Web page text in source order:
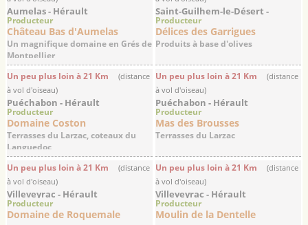
Aumelas - Hérault
Producteur
Château Bas d'Aumelas
Un magnifique domaine en Grés de
Montpellier
Saint-Guilhem-le-Désert -
Hérault
Producteur
Délices des Garrigues
Produits à base d'olives
Un peu plus loin à 21 Km
(distance
à vol d'oiseau)
Puéchabon - Hérault
Producteur
Domaine Coston
Terrasses du Larzac, coteaux du
Languedoc
Un peu plus loin à 21 Km
(distance
à vol d'oiseau)
Puéchabon - Hérault
Producteur
Mas des Brousses
Terrasses du Larzac
Un peu plus loin à 21 Km
(distance
à vol d'oiseau)
Villeveyrac - Hérault
Producteur
Domaine de Roquemale
Un peu plus loin à 21 Km
(distance
à vol d'oiseau)
Villeveyrac - Hérault
Producteur
Moulin de la Dentelle